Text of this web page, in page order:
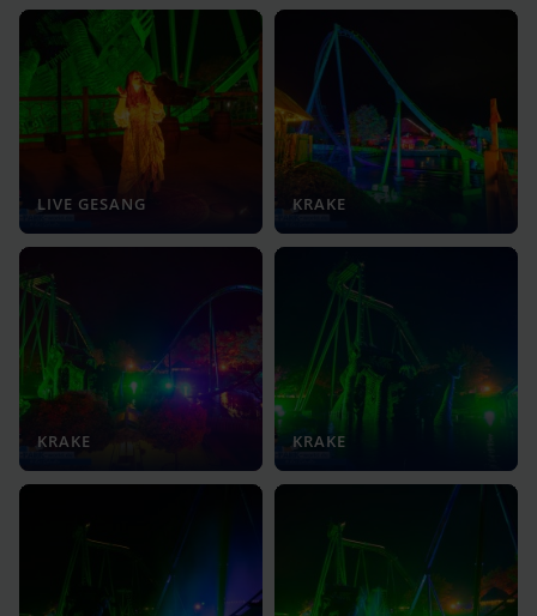
LIVE GESANG KRAKE
KRAKE KRAKE